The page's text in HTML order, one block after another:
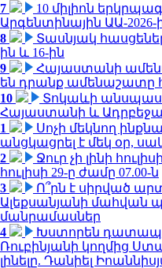
7
10 միլիոն
Արգենտինային ԱԱ-2026-
8
Տասնյակ
ին և 16-ին
9
Հայաստանի
են դրանք ամենաշատը
10
Տոկաևի
Հայաստանի և
1
Սոչի մեկնող
անցկացրել է մեկ օր,
2
Ջուր չի լինի
հուլիսի 29-ը ժամը 07.00-ն
3
Ո՞րն է սիրված
Ալեքսանյանի մահվան
մանրամասներ
4
Խստորեն
Ռուբինյանի կողմից
լինելը. Դանիել